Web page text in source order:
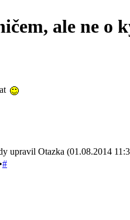
ale ne o
upravil Otazka (01.08.2014
•#